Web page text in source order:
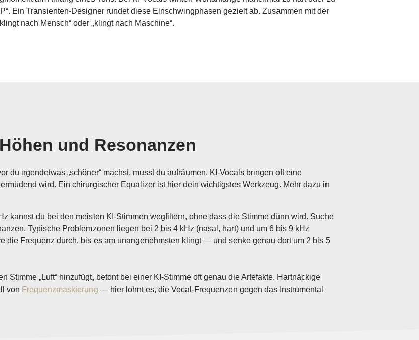
Ein Transienten-Designer rundet diese Einschwingphasen gezielt ab. Zusammen mit der
nach Mensch“ oder „klingt nach Maschine“.
und Resonanzen
du irgendetwas „schöner“ machst, musst du aufräumen. KI-Vocals bringen oft eine
wird. Ein chirurgischer Equalizer ist hier dein wichtigstes Werkzeug. Mehr dazu in
kannst du bei den meisten KI-Stimmen wegfiltern, ohne dass die Stimme dünn wird. Suche
Typische Problemzonen liegen bei 2 bis 4 kHz (nasal, hart) und um 6 bis 9 kHz
die Frequenz durch, bis es am unangenehmsten klingt — und senke genau dort um 2 bis 5
„Luft“ hinzufügt, betont bei einer KI-Stimme oft genau die Artefakte. Hartnäckige
von Frequenzmaskierung — hier lohnt es, die Vocal-Frequenzen gegen das Instrumental